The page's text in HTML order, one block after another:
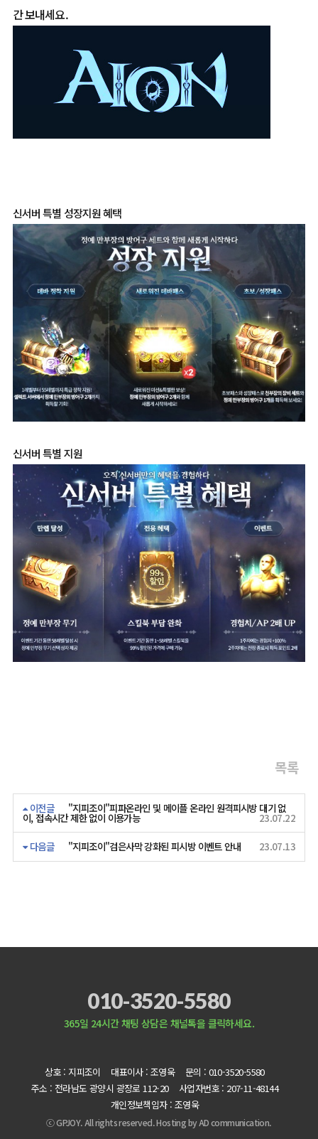
간 보내세요.
신서버 특별 성장지원 혜택
신서버 특별 지원
목록
이전글 "지피조이"피파온라인 및 메이플 온라인 원격피시방 대기 없
이, 접속시간 제한 없이 이용가능
23.07.22
다음글
"지피조이"검은사막 강화된 피시방 이벤트 안내 23.07.13
010-3520-5580
365일 24시간 채팅 상담은 채널톡을 클릭하세요.
상호 : 지피조이 대표이사 : 조영욱
문의 : 010-3520-5580
주소 : 전라남도 광양시 광장로 112-20
사업자번호 : 207-11-48144
개인정보책임자 : 조영욱
ⓒ GPJOY. All rights reserved. Hosting byAD communication.